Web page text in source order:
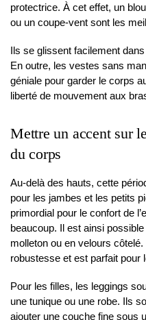
protectrice. À cet effet, un
ou un coupe-vent sont les
Ils se glissent facilement
En outre, les vestes sans
géniale pour garder le corps
liberté de mouvement aux
Mettre un accent sur
du corps
Au-delà des hauts, cette
pour les jambes et les petits
primordial pour le confort de
beaucoup. Il est ainsi
molleton ou en velours
robustesse et est parfait pour
Pour les filles, les leggings
une tunique ou une robe. Ils
ajouter une couche fine sous